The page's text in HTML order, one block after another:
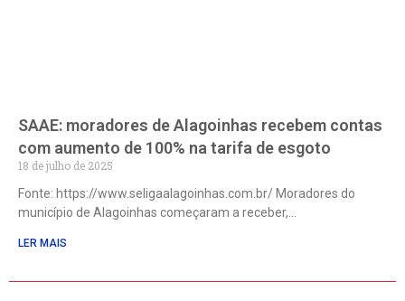
SAAE: moradores de Alagoinhas recebem contas
com aumento de 100% na tarifa de esgoto
18 de julho de 2025
Fonte: https://www.seligaalagoinhas.com.br/ Moradores do
município de Alagoinhas começaram a receber,
LER MAIS